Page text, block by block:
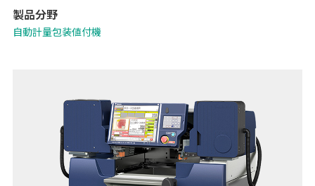
製品分野
自動計量包装値付機